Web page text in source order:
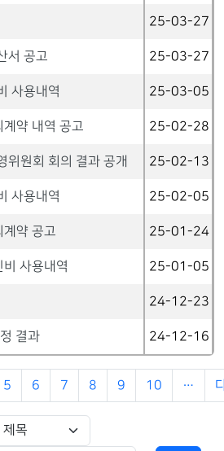
25-03-27
서 공고 25-03-27
사용내역 25-03-05
약 내역 공고 25-02-28
원회 회의 결과 공개 25-02-13
사용내역 25-02-05
계약 공고 25-01-24
사용내역 25-01-05
24-12-23
결과 24-12-16
5 6 7 8 9 10 …